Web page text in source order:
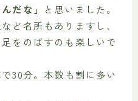
だな」
と思いました。
ど名所もありますし、
をのばすのも楽しいで
30分。本数も割に多い